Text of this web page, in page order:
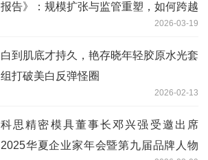
报告》：规模扩张与监管重塑，如何跨越
2026-03-19
白到肌底才持久，艳存晓年轻胶原水光套
组打破美白反弹怪圈
2026-02-13
科思精密模具董事长邓兴强受邀出席
2025华夏企业家年会暨第九届品牌人物